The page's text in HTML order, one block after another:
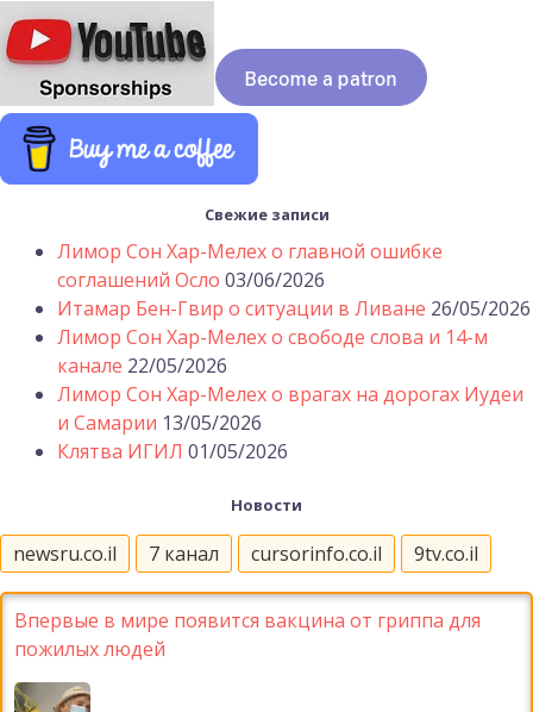
Свежие записи
Лимор Сон Хар-Мелех о главной ошибке
соглашений Осло 03/06/2026
Итамар Бен-Гвир о ситуации в Ливане 26/05/2026
Лимор Сон Хар-Мелех о свободе слова и 14-м
канале 22/05/2026
Лимор Сон Хар-Мелех о врагах на дорогах Иудеи
и Самарии 13/05/2026
Клятва ИГИЛ 01/05/2026
Новости
newsru.co.il 7 канал cursorinfo.co.il 9tv.co.il
Впервые в мире появится вакцина от гриппа для
пожилых людей